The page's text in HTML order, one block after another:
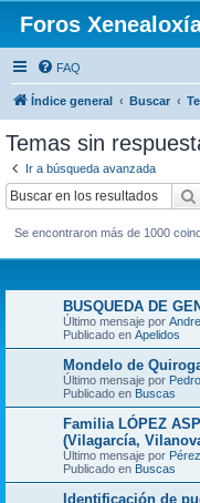
Foros
FAQ
Índice general Buscar
Temas sin
Ir a búsqueda avanzada
Se encontraron más de 1000
BUSQUEDA DE
Último mensaje por
Publicado en Apelidos
Mondelo de
Último mensaje por
Publicado en Buscas
Familia LÓPEZ
(Vilagarcía,
Último mensaje por Pérez
Publicado en Buscas
Identificación de